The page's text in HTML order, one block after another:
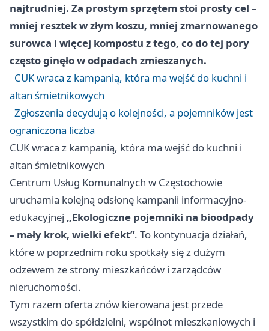
najtrudniej. Za prostym sprzętem stoi prosty cel –
mniej resztek w złym koszu, mniej zmarnowanego
surowca i więcej kompostu z tego, co do tej pory
często ginęło w odpadach zmieszanych.
CUK wraca z kampanią, która ma wejść do kuchni i
altan śmietnikowych
Zgłoszenia decydują o kolejności, a pojemników jest
ograniczona liczba
CUK wraca z kampanią, która ma wejść do kuchni i
altan śmietnikowych
Centrum Usług Komunalnych w Częstochowie
uruchamia kolejną odsłonę kampanii informacyjno-
edukacyjnej „Ekologiczne pojemniki na bioodpady
– mały krok, wielki efekt”. To kontynuacja działań,
które w poprzednim roku spotkały się z dużym
odzewem ze strony mieszkańców i zarządców
nieruchomości.
Tym razem oferta znów kierowana jest przede
wszystkim do spółdzielni, wspólnot mieszkaniowych i